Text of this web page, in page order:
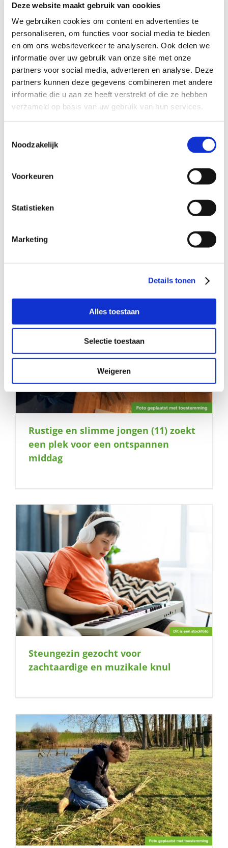
Deze website maakt gebruik van cookies
We gebruiken cookies om content en advertenties te
personaliseren, om functies voor social media te bieden
en om ons websiteverkeer te analyseren. Ook delen we
informatie over uw gebruik van onze site met onze
partners voor social media, adverteren en analyse. Deze
partners kunnen deze gegevens combineren met andere
informatie die u aan ze heeft verstrekt of die ze hebben
verzameld op basis van uw gebruik van hun services.
Noodzakelijk
Voorkeuren
Statistieken
Marketing
Details tonen
Alles toestaan
Selectie toestaan
Weigeren
Lief, temperamentvol voetballertje
(2) zoekt een fijne plek
plekje met extra aandacht
Rustige en slimme jongen (11) zoekt
een plek voor een ontspannen
middag
Steungezin gezocht voor
zachtaardige en muzikale knul